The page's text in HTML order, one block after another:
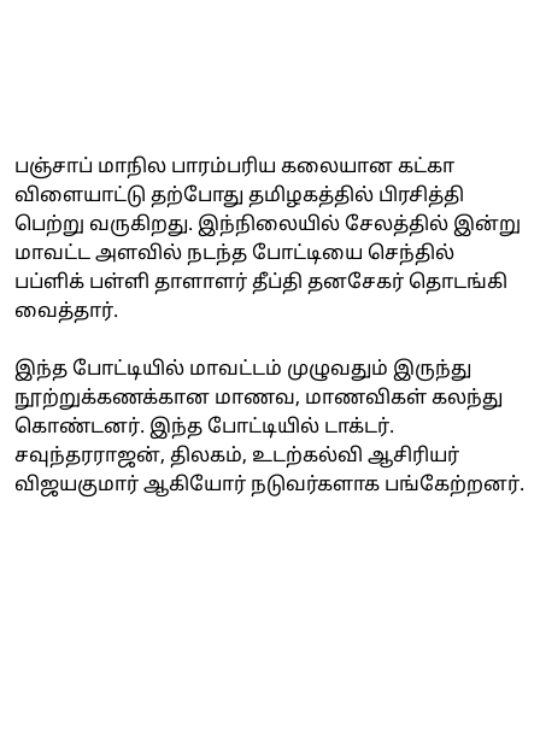
பஞ்சாப் மாநில பாரம்பரிய கலையான கட்கா
விளையாட்டு தற்போது தமிழகத்தில் பிரசித்தி
பெற்று வருகிறது. இந்நிலையில் சேலத்தில் இன்று
மாவட்ட அளவில் நடந்த போட்டியை செந்தில்
பப்ளிக் பள்ளி தாளாளர் தீப்தி தனசேகர் தொடங்கி
வைத்தார்.
இந்த போட்டியில் மாவட்டம் முழுவதும் இருந்து
நூற்றுக்கணக்கான மாணவ, மாணவிகள் கலந்து
கொண்டனர். இந்த போட்டியில் டாக்டர்.
சவுந்தரராஜன், திலகம், உடற்கல்வி ஆசிரியர்
விஜயகுமார் ஆகியோர் நடுவர்களாக பங்கேற்றனர்.